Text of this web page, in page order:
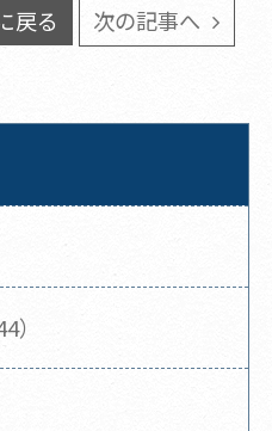
戻る 次の記事へ
）